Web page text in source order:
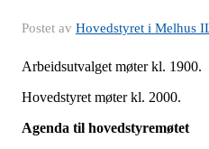
Postet av Hovedstyret i Melhus
Arbeidsutvalget møter kl. 1900.
Hovedstyret møter kl. 2000.
Agenda til hovedstyremøtet